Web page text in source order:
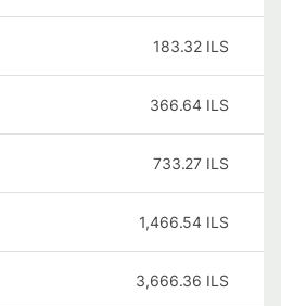
183.32 ILS
366.64 ILS
733.27 ILS
1,466.54 ILS
3,666.36 ILS